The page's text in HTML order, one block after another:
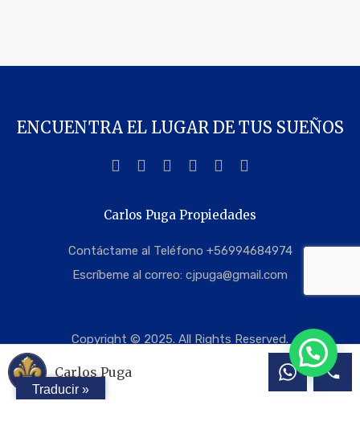
ENCUENTRA EL LUGAR DE TUS SUEÑOS
Carlos Puga Propiedades
Contáctame al Teléfono +56994684974
Escríbeme al correo: cjpuga@gmail.com
Copyright © 2025. All Rights Reserved.
Traducir »
Carlos Puga